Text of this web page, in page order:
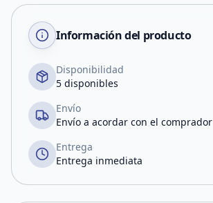
Información del producto
Disponibilidad
5 disponibles
Envío
Envío a acordar con el comprador
Entrega
Entrega inmediata